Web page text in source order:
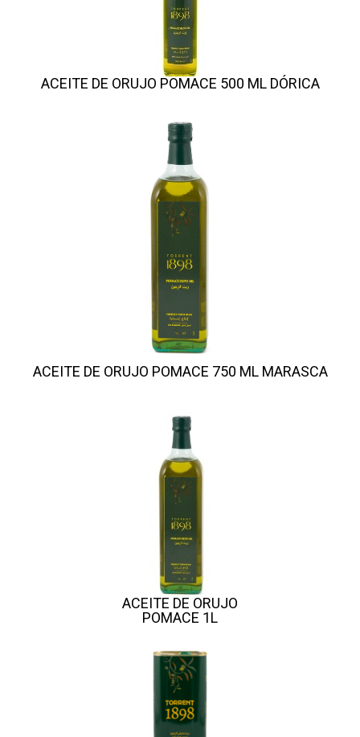
ACEITE DE ORUJO POMACE 500 ML DÓRICA
ACEITE DE ORUJO POMACE 750 ML MARASCA
ACEITE DE ORUJO
POMACE 1L